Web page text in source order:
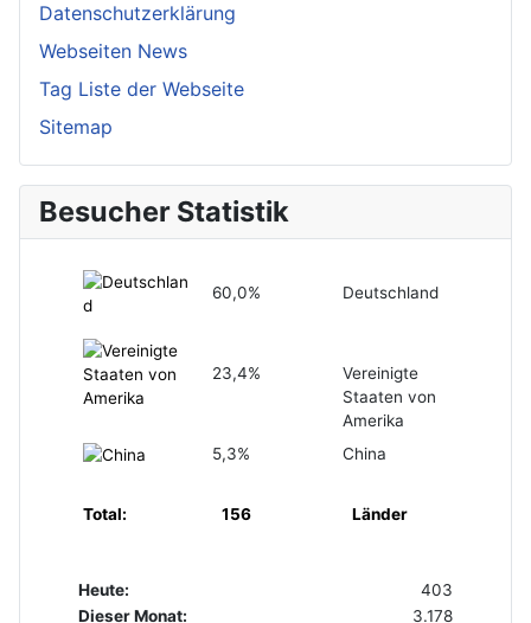
Datenschutzerklärung
Webseiten News
Tag Liste der Webseite
Sitemap
Besucher Statistik
60,0% Deutschland
23,4%
Vereinigte
Staaten von
Amerika
5,3%
China
Total: 156 Länder
Heute:
403
Dieser Monat:
3.178